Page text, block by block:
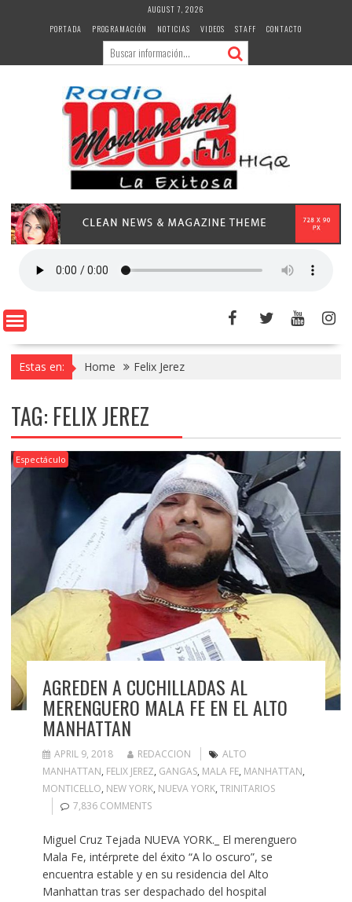
AUGUST 7, 2026
PORTADA
PROGRAMACIÓN NOTICIAS VIDEOS STAFF CONTACTO
Estas en: Home Felix Jerez
TAG: FELIX JEREZ
Espectáculo
AGREDEN A CUCHILLADAS AL
MERENGUERO MALA FE EN EL ALTO
MANHATTAN
APRIL 9, 2018 REDACCION
ALTO
MANHATTAN, FELIX JEREZ, GANGAS, MALA FE, MANHATTAN,
MONTICELLO, NEW YORK, NUEVA YORK, TRINITARIOS
7,836 COMMENTS
Miguel Cruz Tejada NUEVA YORK._ El merenguero
Mala Fe, intérprete del éxito “A lo oscuro”, se
encuentra estable y en su residencia del Alto
Manhattan tras ser despachado del hospital